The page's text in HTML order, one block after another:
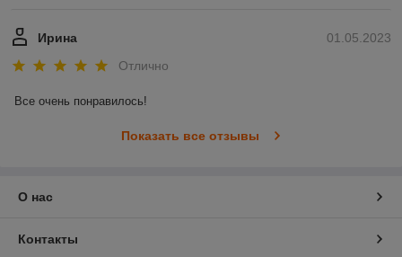
01.05.2023
Ирина
Отлично
Все очень понравилось!
Показать все отзывы
О нас
Контакты